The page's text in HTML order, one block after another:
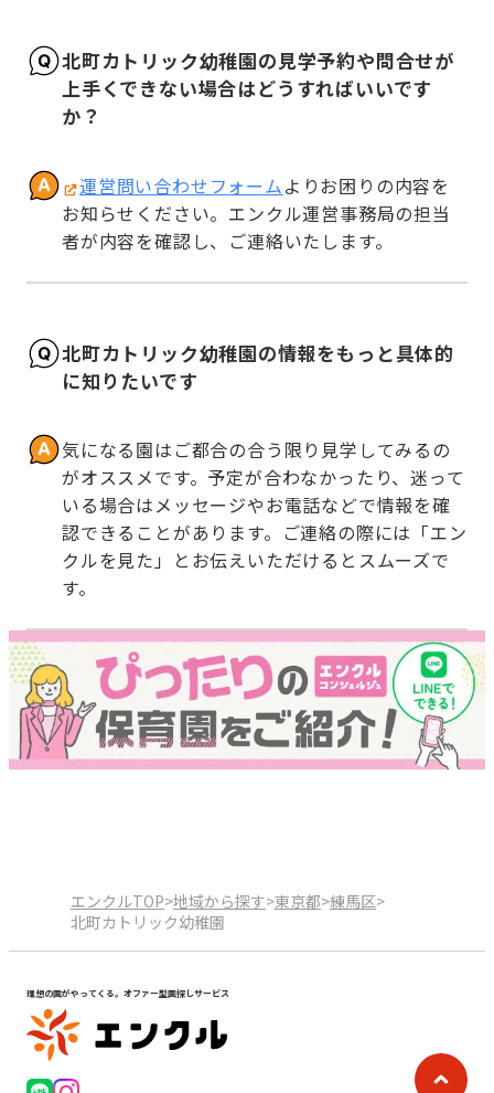
北町カトリック幼稚園の見学予約や問合せが
上手くできない場合はどうすればいいです
か？
運営問い合わせフォームよりお困りの内容を
お知らせください。エンクル運営事務局の担当
者が内容を確認し、ご連絡いたします。
北町カトリック幼稚園の情報をもっと具体的
に知りたいです
気になる園はご都合の合う限り見学してみるの
がオススメです。予定が合わなかったり、迷って
いる場合はメッセージやお電話などで情報を確
認できることがあります。ご連絡の際には「エン
クルを見た」とお伝えいただけるとスムーズで
す。
エンクルTOP>地域から探す>東京都>練馬区>
北町カトリック幼稚園
理想の園がやってくる。オファー型園探しサービス